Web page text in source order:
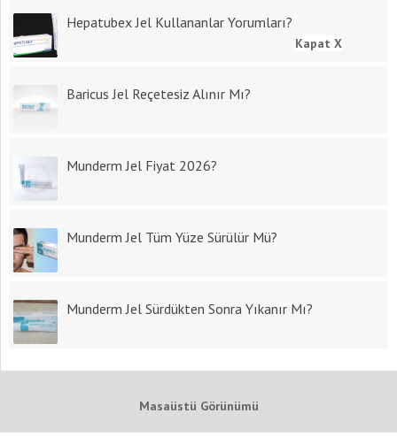
Hepatubex Jel Kullananlar Yorumları?
Baricus Jel Reçetesiz Alınır Mı?
Munderm Jel Fiyat 2026?
Munderm Jel Tüm Yüze Sürülür Mü?
Munderm Jel Sürdükten Sonra Yıkanır Mı?
Masaüstü Görünümü
Kapat X